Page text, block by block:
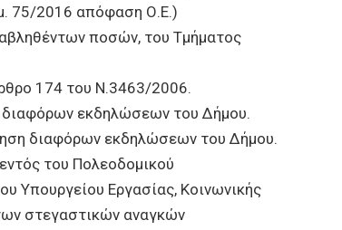
75/2016 απόφαση Ο.Ε.)
ποσών, του Τμήματος
174 του Ν.3463/2006.
εκδηλώσεων του Δήμου.
διαφόρων εκδηλώσεων του Δήμου.
του Πολεοδομικού
Υπουργείου Εργασίας, Κοινωνικής
στεγαστικών αναγκών